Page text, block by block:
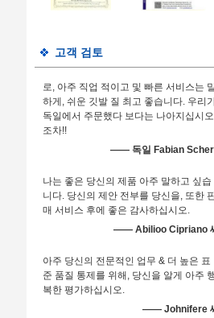
고객 검토
로, 아주 직업 적이고 및 빠른 서비스는
하게, 쉬운 깃발 질 최고 좋습니다. 우리
독일에서 주문했다 보다는 나아지십시오
조차!!
—— 독일 Fabian
나는 좋은 당신의 제품 아주 말하고 싶습
니다. 당신의 제안 전부를 당신을, 또한
매 서비스 후에 좋은 감사하십시오.
—— Abilioo Cipriano
아주 당신의 전문적인 업무 & 더 높은 표
준 품질 통제를 위해, 당신을 알게 아주
복한 평가하십시오.
—— Johnifere